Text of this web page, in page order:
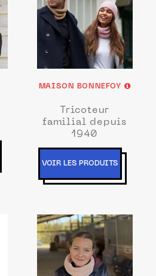
MAISON BONNEFOY
Tricoteur
familial depuis
1940
VOIR LES PRODUITS